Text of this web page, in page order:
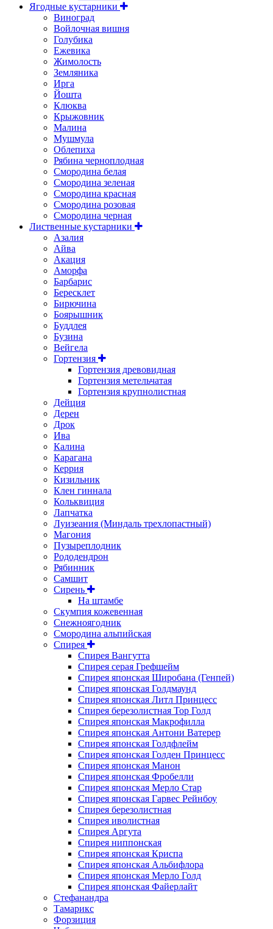
Ягодные кустарники
Виноград
Войлочная вишня
Голубика
Ежевика
Жимолость
Земляника
Ирга
Йошта
Клюква
Крыжовник
Малина
Мушмула
Облепиха
Рябина черноплодная
Смородина белая
Смородина зеленая
Смородина красная
Смородина розовая
Смородина черная
Лиственные кустарники
Азалия
Айва
Акация
Аморфа
Барбарис
Бересклет
Бирючина
Боярышник
Буддлея
Бузина
Вейгела
Гортензия
Гортензия древовидная
Гортензия метельчатая
Гортензия крупнолистная
Дейция
Дерен
Дрок
Ива
Калина
Карагана
Керрия
Кизильник
Клен гиннала
Кольквиция
Лапчатка
Луизеания (Миндаль трехлопастный)
Магония
Пузыреплодник
Рододендрон
Рябинник
Самшит
Сирень
На штамбе
Скумпия кожевенная
Снежноягодник
Смородина альпийская
Спирея
Спирея Вангутта
Спирея серая Грефшейм
Спирея японская Широбана (Генпей)
Спирея японская Голдмаунд
Спирея японская Литл Принцесс
Спирея березолистная Тор Голд
Спирея японская Макрофилла
Спирея японская Антони Ватерер
Спирея японская Голдфлейм
Спирея японская Голден Принцесс
Спирея японская Манон
Спирея японская Фробелли
Спирея японская Мерло Стар
Спирея японская Гарвес Рейнбоу
Спирея березолистная
Спирея иволистная
Спирея Аргута
Спирея ниппонская
Спирея японская Криспа
Спирея японская Альбифлора
Спирея японская Мерло Голд
Спирея японская Файерлайт
Стефанандра
Тамарикс
Форзиция